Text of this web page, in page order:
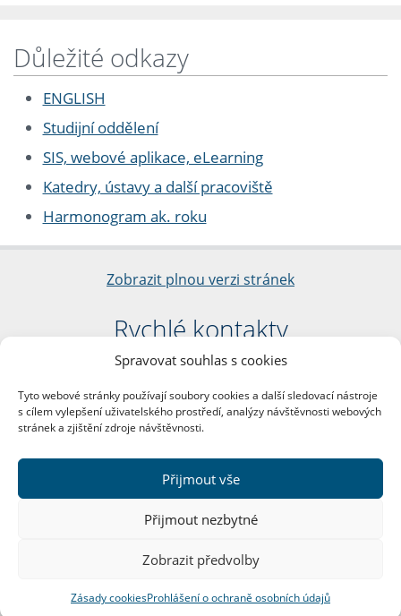
Spravovat souhlas s cookies
Tyto webové stránky používají soubory cookies a další sledovací nástroje
s cílem vylepšení uživatelského prostředí, analýzy návštěvnosti webových
stránek a zjištění zdroje návštěvnosti.
Přijmout vše
Přijmout nezbytné
Zobrazit předvolby
Zásady cookiesProhlášení o ochraně osobních údajů
Důležité odkazy
ENGLISH
Studijní oddělení
SIS, webové aplikace, eLearning
Katedry, ústavy a další pracoviště
Harmonogram ak. roku
Zobrazit plnou verzi stránek
Rychlé kontakty
Filozofická fakulta
nám. Jana Palacha 1/2
116 38 Praha 1
DIČ: CZ00216208
Další kontakty